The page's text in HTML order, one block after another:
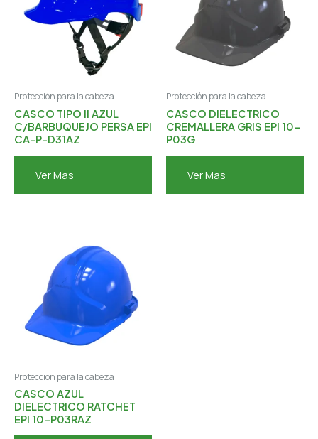
Protección para la cabeza
CASCO TIPO II AZUL
C/BARBUQUEJO PERSA EPI
CA-P-D31AZ
Ver Mas
Protección para la cabeza
CASCO DIELECTRICO
CREMALLERA GRIS EPI 10-
P03G
Ver Mas
Protección para la cabeza
CASCO AZUL
DIELECTRICO RATCHET
EPI 10-P03RAZ